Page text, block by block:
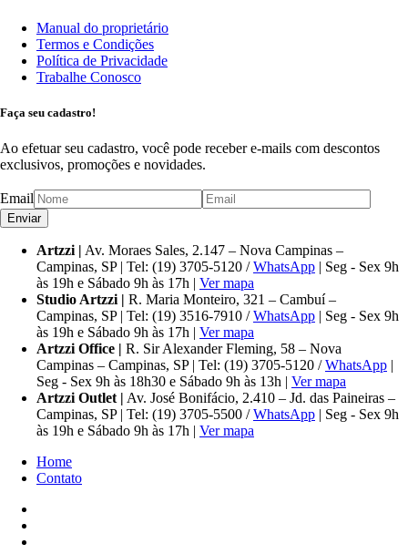
Manual do proprietário
Termos e Condições
Política de Privacidade
Trabalhe Conosco
Faça seu cadastro!
Ao efetuar seu cadastro, você pode receber e-mails com descontos
exclusivos, promoções e novidades.
Email
Artzzi | Av. Moraes Sales, 2.147 – Nova Campinas –
Campinas, SP | Tel: (19) 3705-5120 /WhatsApp | Seg - Sex 9h
às 19h e Sábado 9h às 17h | Ver mapa
Studio Artzzi | R. Maria Monteiro, 321 – Cambuí –
Campinas, SP | Tel: (19) 3516-7910 /WhatsApp | Seg - Sex 9h
às 19h e Sábado 9h às 17h | Ver mapa
Artzzi Office | R. Sir Alexander Fleming, 58 – Nova
Campinas – Campinas, SP | Tel: (19) 3705-5120 /WhatsApp |
Seg - Sex 9h às 18h30 e Sábado 9h às 13h | Ver mapa
Artzzi Outlet | Av. José Bonifácio, 2.410 – Jd. das Paineiras –
Campinas, SP | Tel: (19) 3705-5500 /WhatsApp | Seg - Sex 9h
às 19h e Sábado 9h às 17h | Ver mapa
Home
Contato